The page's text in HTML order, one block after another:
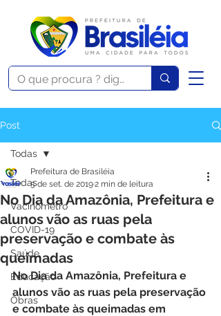
Post
Todas
Vacinômetro
COVID-19
Saúde
Educação
Obras
Todas
No Dia da Amazônia, Prefeitura e
alunos vão as ruas pela
preservação e combate às
queimadas
Prefeitura de Brasiléia
5 de set. de 20192 min de leitura
No Dia da Amazônia, Prefeitura e
alunos vão as ruas pela preservação
e combate às queimadas em